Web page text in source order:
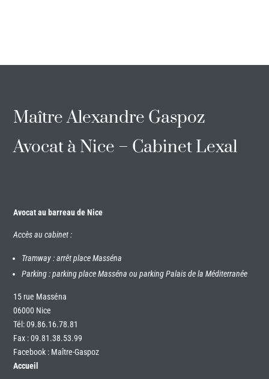
Maître Alexandre Gaspoz
Avocat à Nice – Cabinet Lexal
Avocat au barreau de Nice
Accès au cabinet :
Tramway : arrêt place Masséna
Parking : parking place Masséna ou parking Palais de la Méditerranée
15 rue Masséna
06000 Nice
Tél:09.86.16.78.81
Fax : 09.81.38.53.99
Facebook : Maître-Gaspoz
Accueil